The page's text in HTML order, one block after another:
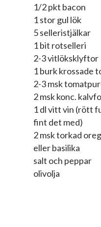
1/2 pkt bacon
1 stor gul lök
5 selleristjälkar
1 bit rotselleri
2-3 vitlöksklyftor
1 burk krossade
2-3 msk
2 msk konc.
1 dl vitt vin (rött
fint det med)
2 msk torkad
eller basilika
salt och peppar
olivolja